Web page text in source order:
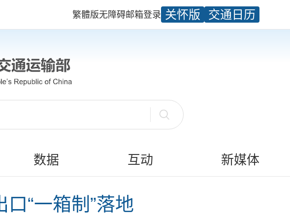
繁體版无障碍邮箱登录 关怀版 交通日历
数据 互动 新媒体
“一箱制”落地